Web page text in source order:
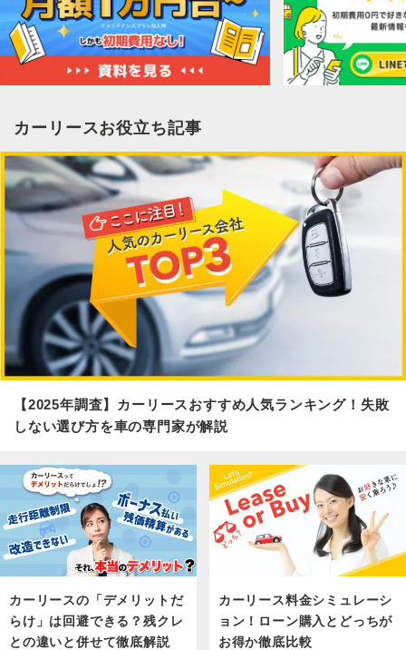
カーリースお役立ち記事
【2025年調査】カーリースおすすめ人気ランキング！失敗
しない選び方を車の専門家が解説
カーリースの「デメリットだ
らけ」は回避できる？残クレ
との違いと併せて徹底解説
カーリース料金シミュレーシ
ョン！ローン購入とどっちが
お得か徹底比較